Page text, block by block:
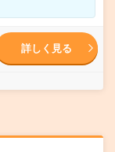
詳しく見る